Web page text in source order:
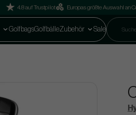
4.8 auf Trustpilot Europas größte Auswahl an
GolfbagsGolfbälleZubehör Sale